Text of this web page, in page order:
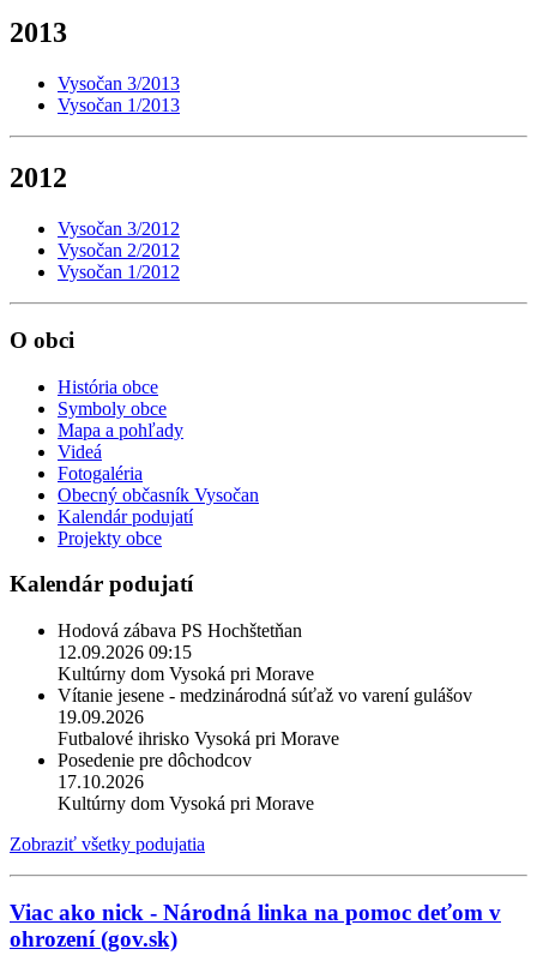
2013
Vysočan 3/2013
Vysočan 1/2013
2012
Vysočan 3/2012
Vysočan 2/2012
Vysočan 1/2012
O obci
História obce
Symboly obce
Mapa a pohľady
Videá
Fotogaléria
Obecný občasník Vysočan
Kalendár podujatí
Projekty obce
Kalendár podujatí
Hodová zábava PS Hochštetňan
12.09.2026 09:15
Kultúrny dom Vysoká pri Morave
Vítanie jesene - medzinárodná súťaž vo varení gulášov
19.09.2026
Futbalové ihrisko Vysoká pri Morave
Posedenie pre dôchodcov
17.10.2026
Kultúrny dom Vysoká pri Morave
Zobraziť všetky podujatia
Viac ako nick - Národná linka na pomoc deťom v
ohrození (gov.sk)